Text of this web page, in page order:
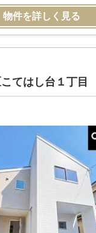
物件を詳しく見る
こてはし台１丁